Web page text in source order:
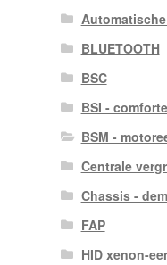
BLUETOOTH
BSC
BSI -
BSM -
Centrale
Chassis -
FAP
HID xenon-